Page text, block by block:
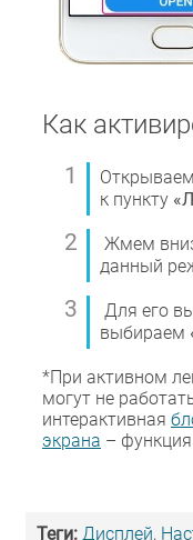
Как
к пункту
Жмем
данный
Для его
выбираем
*При активном
могут не
интерактивная
экрана –
Теги: Дисплей,